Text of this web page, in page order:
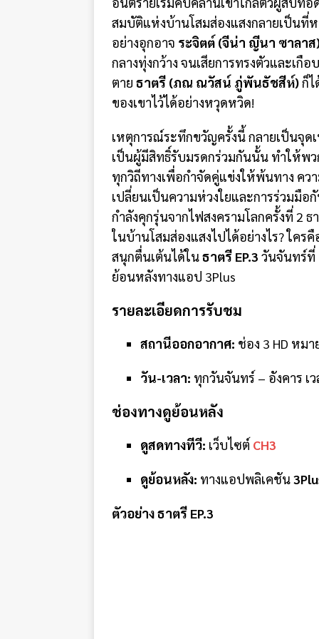
สมบัติแห่งบ้านโสมส่องแสงกลายเป็นที่
อย่างอุกอาจ ระจิตต์ (จีน่า ญีนา ซาลาส
กลางทุ่งกว้าง จนเสียการทรงตัวและเ
ตาย ธาตรี (ภณ ณวัสน์ ภู่พันธัชสีห์)ก็
ของเขาไว้ได้อย่างหวุดหวิด!
เหตุการณ์ระทึกขวัญครั้งนี้ กลายเป็นจุด
เป็นผู้มีสิทธิ์รับมรดกร่วมกันนั้น ทำให้พ
ทุกวิถีทางเพื่อกำจัดคู่แข่งให้พ้นทาง คว
เปลี่ยนเป็นความห่วงใยและการร่วมมื
กำลังคุกรุ่นจากไฟสงครามโลกครั้งที่ 2
ในบ้านโสมส่องแสงไปได้อย่างไร? ใค
สนุกตื่นเต้นได้ในธาตรี EP.3 วันจันทร์ที่
ย้อนหลังทางแอป 3Plus
รายละเอียดการรับชม
สถานีออกอากาศ: ช่อง 3 HD หมา
วัน-เวลา: ทุกวันจันทร์ – อังคาร เ
ช่องทางดูย้อนหลัง
ดูสดทางทีวี: เว็บไซต์ CH3
ดูย้อนหลัง: ทางแอปพลิเคชัน
ตัวอย่าง ธาตรี EP.3